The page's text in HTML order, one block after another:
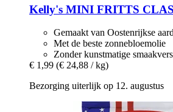
Kelly's MINI FRITTS
Gemaakt van Oostenrijkse
Met de beste zonnebloemolie
Zonder kunstmatige
€ 1,99 (€ 24,88 / kg)
Bezorging uiterlijk op 12. augustus